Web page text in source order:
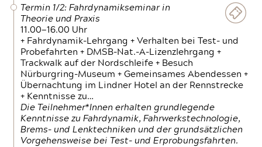
Termin 1/2: Fahrdynamikseminar in
Theorie und Praxis
11.00—16.00 Uhr
+ Fahrdynamik-Lehrgang + Verhalten bei Test- und
Probefahrten + DMSB-Nat.-A-Lizenzlehrgang +
Trackwalk auf der Nordschleife + Besuch
Nürburgring-Museum + Gemeinsames Abendessen +
Übernachtung im Lindner Hotel an der Rennstrecke
+ Kenntnisse zu…
Die Teilnehmer*Innen erhalten grundlegende
Kenntnisse zu Fahrdynamik, Fahrwerkstechnologie,
Brems- und Lenktechniken und der grundsätzlichen
Vorgehensweise bei Test- und Erprobungsfahrten.